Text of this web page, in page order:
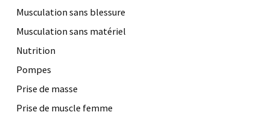
Musculation sans blessure
Musculation sans matériel
Nutrition
Pompes
Prise de masse
Prise de muscle femme